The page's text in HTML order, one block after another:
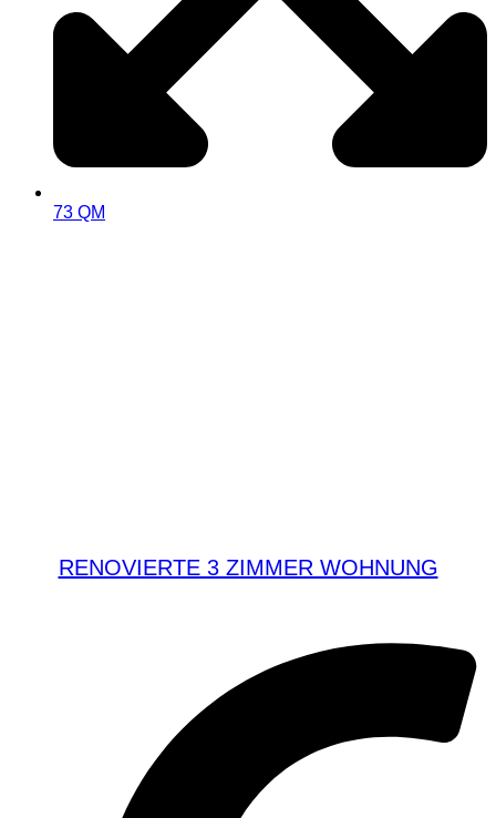
73 QM
RENOVIERTE 3 ZIMMER WOHNUNG